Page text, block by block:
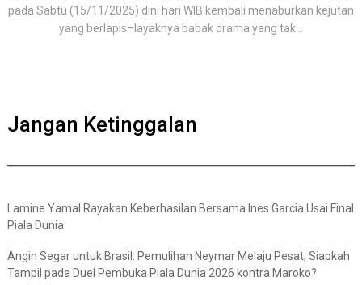
pada Sabtu (15/11/2025) dini hari WIB kembali menaburkan kejutan
yang berlapis–layaknya babak drama yang tak...
Jangan Ketinggalan
Lamine Yamal Rayakan Keberhasilan Bersama Ines Garcia Usai Final
Piala Dunia
Angin Segar untuk Brasil: Pemulihan Neymar Melaju Pesat, Siapkah
Tampil pada Duel Pembuka Piala Dunia 2026 kontra Maroko?